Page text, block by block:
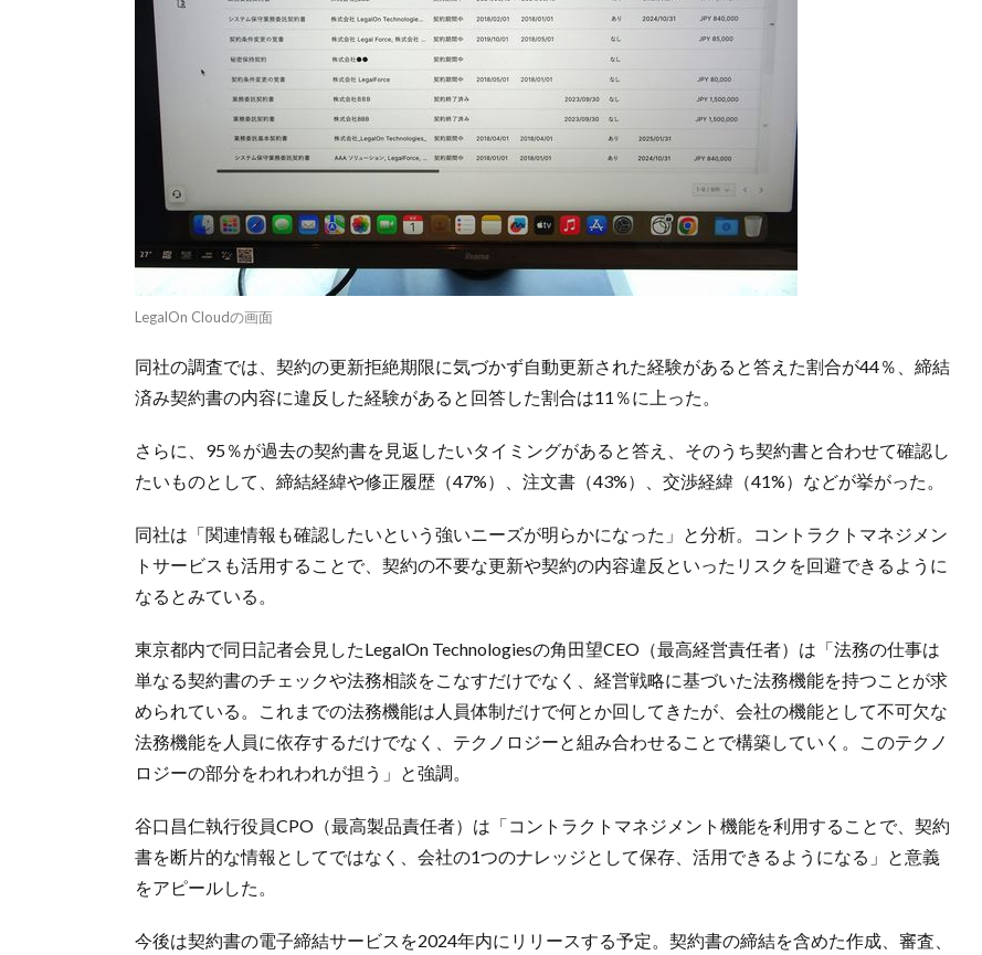
LegalOn Cloudの画面
同社の調査では、契約の更新拒絶期限に気づかず自動更新された経験があると答えた割合が44％、締結
済み契約書の内容に違反した経験があると回答した割合は11％に上った。
さらに、95％が過去の契約書を見返したいタイミングがあると答え、そのうち契約書と合わせて確認し
たいものとして、締結経緯や修正履歴（47%）、注文書（43%）、交渉経緯（41%）などが挙がった。
同社は「関連情報も確認したいという強いニーズが明らかになった」と分析。コントラクトマネジメン
トサービスも活用することで、契約の不要な更新や契約の内容違反といったリスクを回避できるように
なるとみている。
東京都内で同日記者会見したLegalOn Technologiesの角田望CEO（最高経営責任者）は「法務の仕事は
単なる契約書のチェックや法務相談をこなすだけでなく、経営戦略に基づいた法務機能を持つことが求
められている。これまでの法務機能は人員体制だけで何とか回してきたが、会社の機能として不可欠な
法務機能を人員に依存するだけでなく、テクノロジーと組み合わせることで構築していく。このテクノ
ロジーの部分をわれわれが担う」と強調。
谷口昌仁執行役員CPO（最高製品責任者）は「コントラクトマネジメント機能を利用することで、契約
書を断片的な情報としてではなく、会社の1つのナレッジとして保存、活用できるようになる」と意義
をアピールした。
今後は契約書の電子締結サービスを2024年内にリリースする予定。契約書の締結を含めた作成、審査、